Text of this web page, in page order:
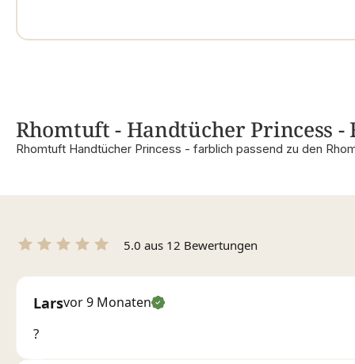
Rhomtuft - Handtücher Princess -
Rhomtuft Handtücher Princess - farblich passend zu den
5.0 aus 12 Bewertungen
Larsvor 9 Monaten
?